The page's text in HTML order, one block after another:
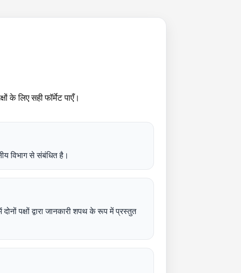
लिए सही फॉर्मेट पाएँ।
विभाग से संबंधित है।
पक्षों द्वारा जानकारी शपथ के रूप में प्रस्तुत